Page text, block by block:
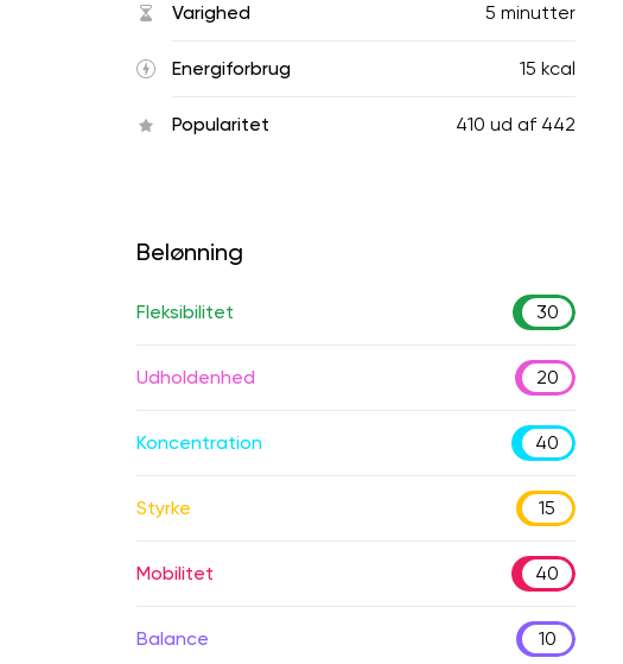
Varighed 5 minutter
Energiforbrug 15 kcal
Popularitet 410 ud af 442
Belønning
Fleksibilitet 30
Udholdenhed 20
Koncentration 40
Styrke 15
Mobilitet 40
Balance 10